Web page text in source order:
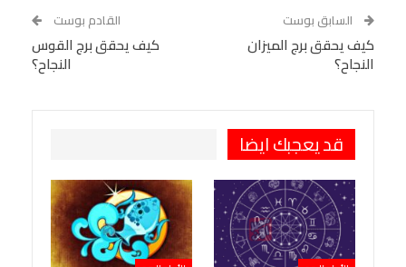
Tumblr
البريد الإلكتروني
VK
Digg
السابق بوست
كيف يحقق برج الميزان
النجاح؟
القادم بوست
كيف يحقق برج القوس
النجاح؟
قد يعجبك ايضا